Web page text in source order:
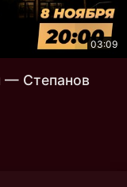
03:09
— Степанов